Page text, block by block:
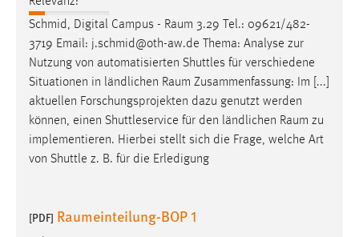
Schmid, Digital Campus - Raum 3.29 Tel.: 09621/482-
3719 Email: j.schmid@oth-aw.de Thema: Analyse zur
Nutzung von automatisierten Shuttles für verschiedene
Situationen in ländlichen Raum Zusammenfassung: Im [...]
aktuellen Forschungsprojekten dazu genutzt werden
können, einen Shuttleservice für den ländlichen Raum zu
implementieren. Hierbei stellt sich die Frage, welche Art
von Shuttle z. B. für die Erledigung
[PDF] Raumeinteilung-BOP 1
Name:
_fbp
Anbieter:
Facebook
Zweck:
Conversion-Tracking
Cookie Laufzeit: